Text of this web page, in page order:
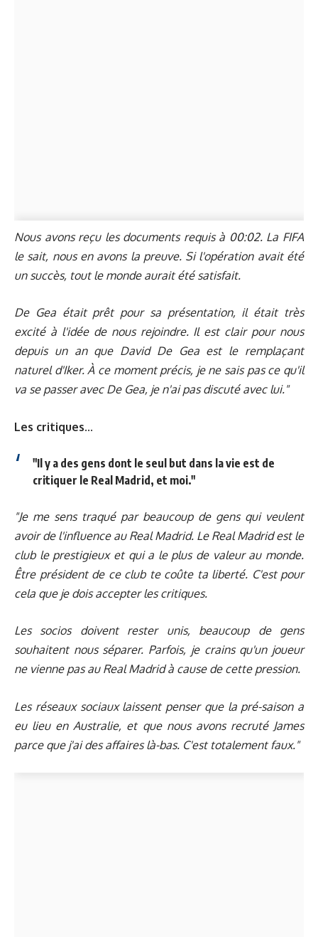
Nous avons reçu les documents requis à 00:02. La FIFA
le sait, nous en avons la preuve. Si l'opération avait été
un succès, tout le monde aurait été satisfait.
De Gea était prêt pour sa présentation, il était très
excité à l'idée de nous rejoindre. Il est clair pour nous
depuis un an que David De Gea est le remplaçant
naturel d'Iker. À ce moment précis, je ne sais pas ce qu'il
va se passer avec De Gea, je n'ai pas discuté avec lui."
Les critiques...
"Il y a des gens dont le seul but dans la vie est de
critiquer le Real Madrid, et moi."
"Je me sens traqué par beaucoup de gens qui veulent
avoir de l'influence au Real Madrid. Le Real Madrid est le
club le prestigieux et qui a le plus de valeur au monde.
Être président de ce club te coûte ta liberté. C'est pour
cela que je dois accepter les critiques.
Les socios doivent rester unis, beaucoup de gens
souhaitent nous séparer. Parfois, je crains qu'un joueur
ne vienne pas au Real Madrid à cause de cette pression.
Les réseaux sociaux laissent penser que la pré-saison a
eu lieu en Australie, et que nous avons recruté James
parce que j'ai des affaires là-bas. C'est totalement faux."